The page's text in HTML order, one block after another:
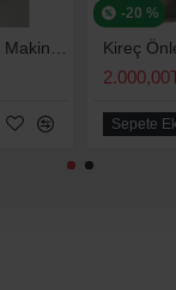
-20 %
Sepete